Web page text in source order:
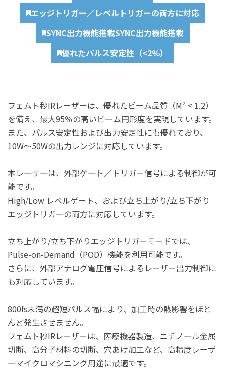
エッジトリガー／レベルトリガーの両方に対応
SYNC出力機能搭載SYNC出力機能搭載
優れたパルス安定性（<2%）
フェムト秒IRレーザーは、優れたビーム品質（M² < 1.2）
を備え、最大95％の高いビーム円形度を実現しています。
また、パルス安定性および出力安定性にも優れており、
10W〜50Wの出力レンジに対応しています。
本レーザーは、外部ゲート／トリガー信号による制御が可
能です。
High/Low レベルゲート、および立ち上がり/立ち下がり
エッジトリガーの両方に対応しています。
立ち上がり/立ち下がりエッジトリガーモードでは、
Pulse-on-Demand（POD）機能を利用可能です。
さらに、外部アナログ電圧信号によるレーザー出力制御に
も対応しています。
800fs未満の超短パルス幅により、加工時の熱影響をほと
んど発生させません。
フェムト秒IRレーザーは、医療機器製造、ニチノール金属
切断、高分子材料の切断、穴あけ加工など、高精度レーザ
ーマイクロマシニング用途に最適です。